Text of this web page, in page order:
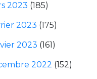
2023 (185)
2023 (175)
2023 (161)
2022 (152)